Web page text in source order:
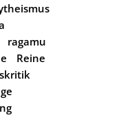
ragamu
Reine